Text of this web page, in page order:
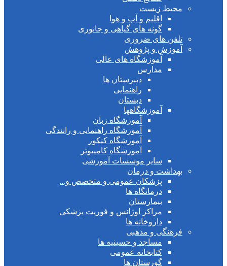
محیط زیست
اقلیم و آب و هوا
گونه های گیاهی و جانوری
تلفن های ضروری
آموزش و پژوهش
آموزشگاه های عالی
دبیرستان ها
آموزشگاهها
آموزشگاه زبان
آموزشگاه راهنمایی و رانندگی
آموزشگاه کنکور
آموزشگاه کامپیوتر
سایر موسسات آموزشی
بهداشت و درمان
پزشکان عمومی و متخصص و…
درمانگاه ها
بیمارستان
مراکز اوژانس و فوریت پزشکی
داروخانه ها
فرهنگی و مذهبی
مساجد و حسینیه ها
کتابخانه عمومی
گورستان ها